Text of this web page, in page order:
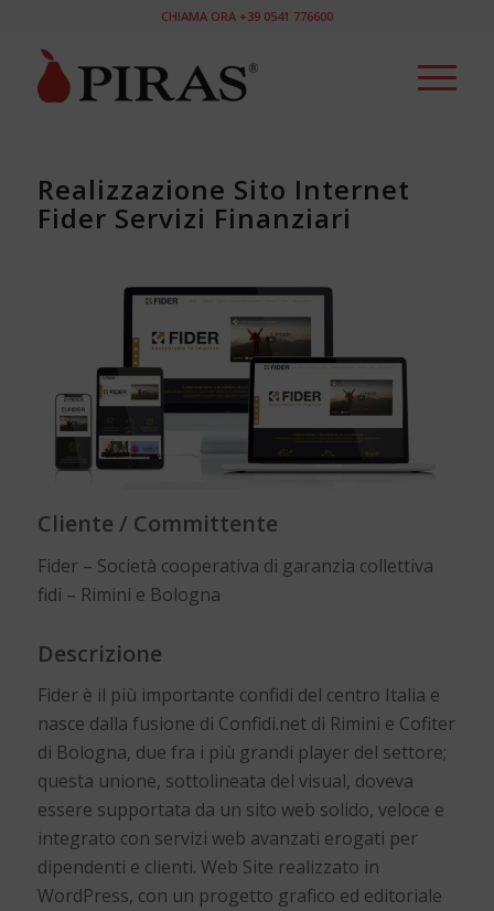
CHIAMA ORA +39 0541 776600
Realizzazione Sito Internet
Fider Servizi Finanziari
Cliente / Committente
Fider – Società cooperativa di garanzia collettiva
fidi – Rimini e Bologna
Descrizione
Fider è il più importante confidi del centro Italia e
nasce dalla fusione di Confidi.net di Rimini e Cofiter
di Bologna, due fra i più grandi player del settore;
questa unione, sottolineata del visual, doveva
essere supportata da un sito web solido, veloce e
integrato con servizi web avanzati erogati per
dipendenti e clienti. Web Site realizzato in
WordPress, con un progetto grafico ed editoriale